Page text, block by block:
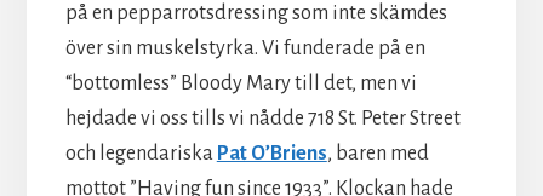
på en pepparrotsdressing som inte skämdes
över sin muskelstyrka. Vi funderade på en
“bottomless” Bloody Mary till det, men vi
hejdade vi oss tills vi nådde 718 St. Peter Street
och legendariska Pat O’Briens, baren med
mottot ”Having fun since 1933”. Klockan hade